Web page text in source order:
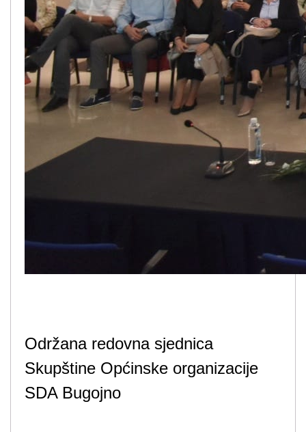
Održana redovna sjednica
Skupštine Općinske organizacije
SDA Bugojno